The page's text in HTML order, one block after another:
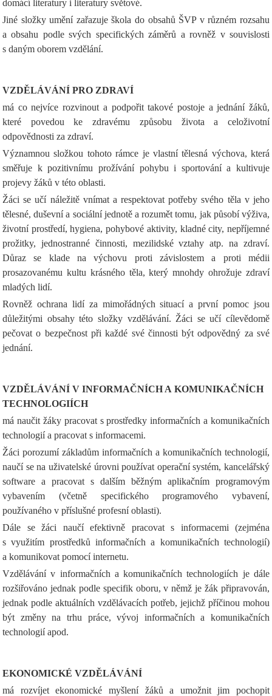
domácí literatury i literatury světové.
Jiné složky umění zařazuje škola do obsahů ŠVP v různém rozsahu
a obsahu podle svých specifických záměrů a rovněž v souvislosti
s daným oborem vzdělání.
VZDĚLÁVÁNÍ PRO ZDRAVÍ
má co nejvíce rozvinout a podpořit takové postoje a jednání žáků,
které povedou ke zdravému způsobu života a celoživotní
odpovědnosti za zdraví.
Významnou složkou tohoto rámce je vlastní tělesná výchova, která
směřuje k pozitivnímu prožívání pohybu i sportování a kultivuje
projevy žáků v této oblasti.
Žáci se učí náležitě vnímat a respektovat potřeby svého těla v jeho
tělesné, duševní a sociální jednotě a rozumět tomu, jak působí výživa,
životní prostředí, hygiena, pohybové aktivity, kladné city, nepříjemné
prožitky, jednostranné činnosti, mezilidské vztahy atp. na zdraví.
Důraz se klade na výchovu proti závislostem a proti médii
prosazovanému kultu krásného těla, který mnohdy ohrožuje zdraví
mladých lidí.
Rovněž ochrana lidí za mimořádných situací a první pomoc jsou
důležitými obsahy této složky vzdělávání. Žáci se učí cílevědomě
pečovat o bezpečnost při každé své činnosti být odpovědný za své
jednání.
VZDĚLÁVÁNÍ V INFORMAČNÍCH A KOMUNIKAČNÍCH
TECHNOLOGIÍCH
má naučit žáky pracovat s prostředky informačních a komunikačních
technologií a pracovat s informacemi.
Žáci porozumí základům informačních a komunikačních technologií,
naučí se na uživatelské úrovni používat operační systém, kancelářský
software a pracovat s dalším běžným aplikačním programovým
vybavením (včetně specifického programového vybavení,
používaného v příslušné profesní oblasti).
Dále se žáci naučí efektivně pracovat s informacemi (zejména
s využitím prostředků informačních a komunikačních technologií)
a komunikovat pomocí internetu.
Vzdělávání v informačních a komunikačních technologiích je dále
rozšiřováno jednak podle specifik oboru, v němž je žák připravován,
jednak podle aktuálních vzdělávacích potřeb, jejichž příčinou mohou
být změny na trhu práce, vývoj informačních a komunikačních
technologií apod.
EKONOMICKÉ VZDĚLÁVÁNÍ
má rozvíjet ekonomické myšlení žáků a umožnit jim pochopit